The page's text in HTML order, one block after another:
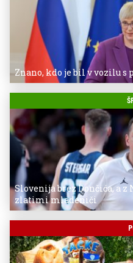
Znano, kdo je bil v vozilu s
Slovenija brez Dončića, a
zlatimi mladeniči